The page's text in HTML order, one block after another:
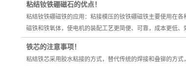
粘结钕铁硼磁石的优点！
粘结钕铁硼磁铁的应用：粘接模压的钕铁硼磁铁主要使用在
磁铁和铁氧体，使电机的装配工艺更简便、可靠，成本更低
铁芯的注意事项！
粘结铁芯采用胶水粘接的方式，替代传统的焊接和叠铆的方